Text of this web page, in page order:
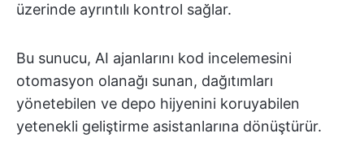
üzerinde ayrıntılı kontrol sağlar.
Bu sunucu, AI ajanlarını kod incelemesini
otomasyon olanağı sunan, dağıtımları
yönetebilen ve depo hijyenini koruyabilen
yetenekli geliştirme asistanlarına dönüştürür.